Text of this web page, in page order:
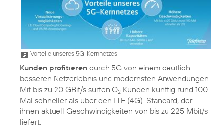
Vorteile unseres 5G-Kernnetzes
Kunden profitieren durch 5G von einem deutlich
besseren Netzerlebnis und modernsten Anwendungen.
Mit bis zu 20 GBit/s surfen O2 Kunden künftig rund 100
Mal schneller als über den LTE (4G)-Standard, der
ihnen aktuell Geschwindigkeiten von bis zu 225 Mbit/s
liefert.